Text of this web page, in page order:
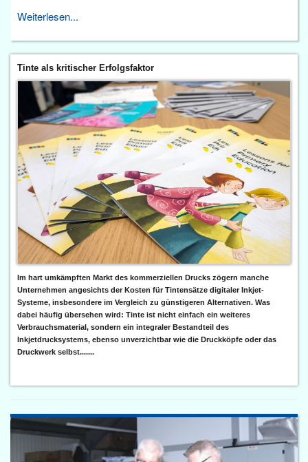
Weiterlesen...
Tinte als kritischer Erfolgsfaktor
Im hart umkämpften Markt des kommerziellen Drucks zögern manche
Unternehmen angesichts der Kosten für Tintensätze digitaler Inkjet-
Systeme, insbesondere im Vergleich zu günstigeren Alternativen. Was
dabei häufig übersehen wird: Tinte ist nicht einfach ein weiteres
Verbrauchsmaterial, sondern ein integraler Bestandteil des
Inkjetdrucksystems, ebenso unverzichtbar wie die Druckköpfe oder das
Druckwerk selbst.......